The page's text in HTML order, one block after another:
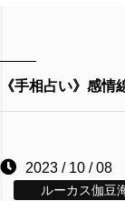
《手相占い》感
2023 / 10 / 08
ルーカス伽豆